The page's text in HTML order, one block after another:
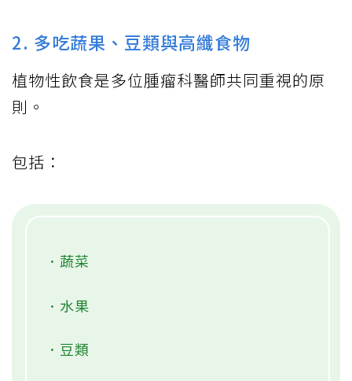
2. 多吃蔬果、豆類與高纖食物
植物性飲食是多位腫瘤科醫師共同重視的原
則。
包括：
．蔬菜
．水果
．豆類